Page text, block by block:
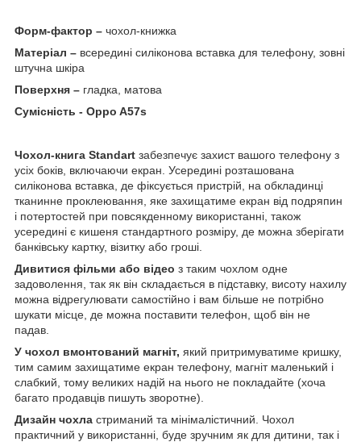
Форм-фактор – чохол-книжка
Матеріал – всередині силіконова вставка для телефону, зовні
штучна шкіра
Поверхня – гладка, матова
Сумісність - Oppo A57s
Чохол-книга Standart забезпечує захист вашого телефону з
усіх боків, включаючи екран. Усередині розташована
силіконова вставка, де фіксується пристрій, на обкладинці
тканинне проклеювання, яке захищатиме екран від подряпин
і потертостей при повсякденному використанні, також
усередині є кишеня стандартного розміру, де можна зберігати
банківську картку, візитку або гроші.
Дивитися фільми або відео з таким чохлом одне
задоволення, так як він складається в підставку, висоту нахилу
можна відрегулювати самостійно і вам більше не потрібно
шукати місце, де можна поставити телефон, щоб він не
падав.
У чохол вмонтований магніт, який притримуватиме кришку,
тим самим захищатиме екран телефону, магніт маленький і
слабкий, тому великих надій на нього не покладайте (хоча
багато продавців пишуть зворотне).
Дизайн чохла стриманий та мінімалістичний. Чохол
практичний у використанні, буде зручним як для дитини, так і